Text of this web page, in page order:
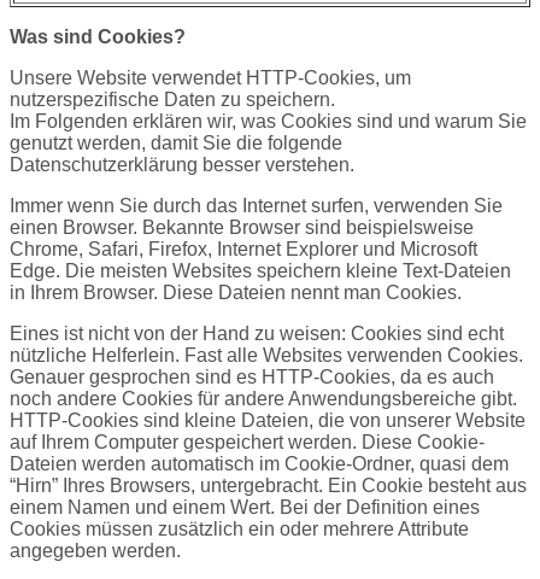
Was sind Cookies?
Unsere Website verwendet HTTP-Cookies, um
nutzerspezifische Daten zu speichern.
Im Folgenden erklären wir, was Cookies sind und warum Sie
genutzt werden, damit Sie die folgende
Datenschutzerklärung besser verstehen.
Immer wenn Sie durch das Internet surfen, verwenden Sie
einen Browser. Bekannte Browser sind beispielsweise
Chrome, Safari, Firefox, Internet Explorer und Microsoft
Edge. Die meisten Websites speichern kleine Text-Dateien
in Ihrem Browser. Diese Dateien nennt man Cookies.
Eines ist nicht von der Hand zu weisen: Cookies sind echt
nützliche Helferlein. Fast alle Websites verwenden Cookies.
Genauer gesprochen sind es HTTP-Cookies, da es auch
noch andere Cookies für andere Anwendungsbereiche gibt.
HTTP-Cookies sind kleine Dateien, die von unserer Website
auf Ihrem Computer gespeichert werden. Diese Cookie-
Dateien werden automatisch im Cookie-Ordner, quasi dem
“Hirn” Ihres Browsers, untergebracht. Ein Cookie besteht aus
einem Namen und einem Wert. Bei der Definition eines
Cookies müssen zusätzlich ein oder mehrere Attribute
angegeben werden.